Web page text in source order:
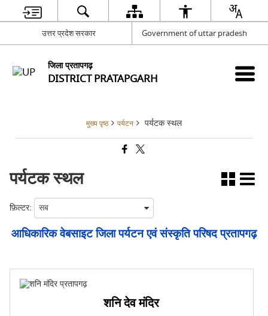
उत्तर प्रदेश सरकार Government of uttar pradesh
जिला प्रतापगढ़
DISTRICT PRATAPGARH
मुख्य पृष्ठ पर्यटन पर्यटक स्थल
पर्यटक स्थल
फ़िल्टर:
आधिकारिक वेबसाइट जिला पर्यटन एवं संस्कृति परिषद प्रतापगढ़
शनि देव मंदिर